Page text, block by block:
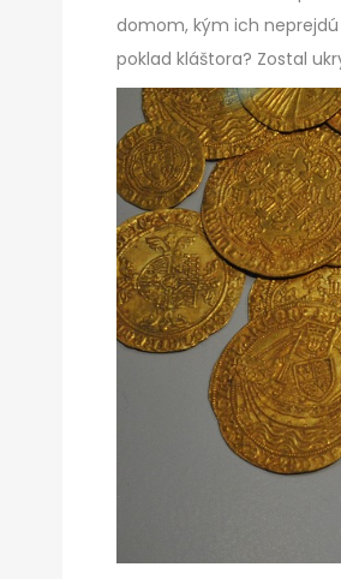
domom, kým ich neprejdú
poklad kláštora? Zostal